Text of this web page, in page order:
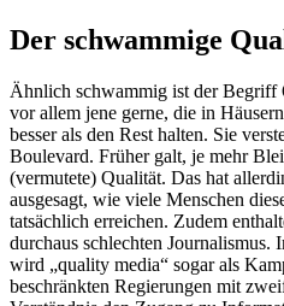
Der schwammige
Ähnlich schwammig ist der Begriff
vor allem jene gerne, die in
besser als den Rest halten. Sie
Boulevard. Früher galt, je mehr
(vermutete) Qualität. Das hat
ausgesagt, wie viele Menschen
tatsächlich erreichen. Zudem
durchaus schlechten Journalismus.
wird „quality media“ sogar als
beschränkten Regierungen mit